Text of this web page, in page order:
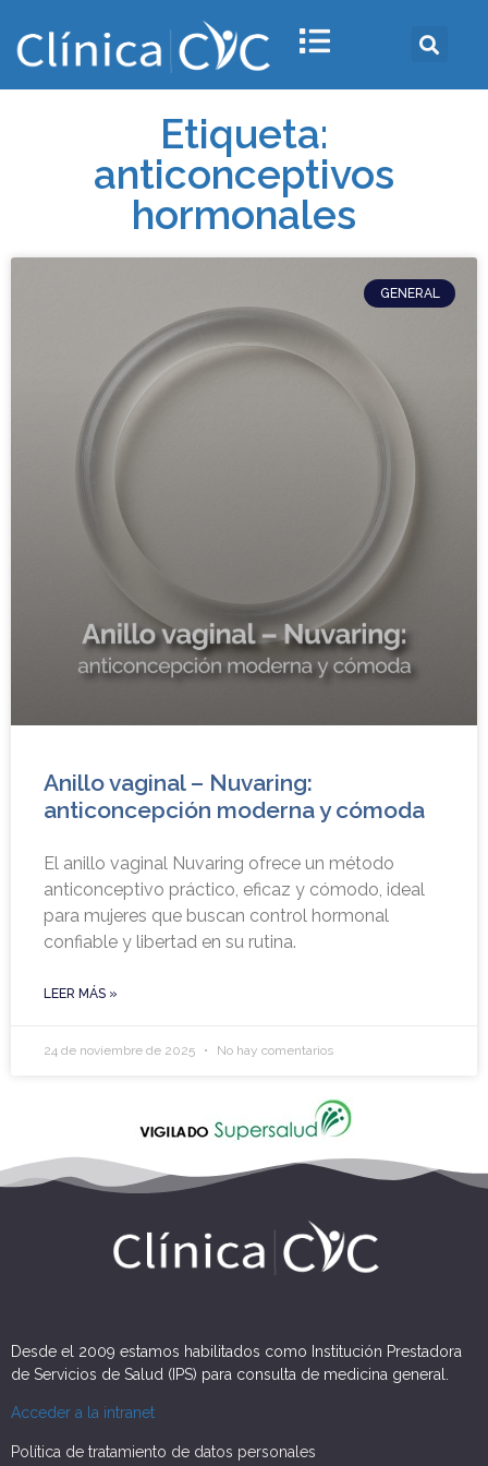
Etiqueta:
anticonceptivos
hormonales
GENERAL
Anillo vaginal – Nuvaring:
anticoncepción moderna y cómoda
El anillo vaginal Nuvaring ofrece un método
anticonceptivo práctico, eficaz y cómodo, ideal
para mujeres que buscan control hormonal
confiable y libertad en su rutina.
LEER MÁS »
24 de noviembre de 2025 No hay comentarios
Desde el 2009 estamos habilitados como Institución Prestadora
de Servicios de Salud (IPS) para consulta de medicina general.
Acceder a la intranet
Política de tratamiento de datos personales